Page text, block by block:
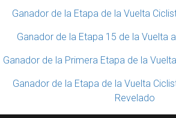
Ganador de la Etapa de la Vuelta
Ganador de la Etapa 15 de la Vuelta
Ganador de la Primera Etapa de la
Ganador de la Etapa de la Vuelta
Revelado